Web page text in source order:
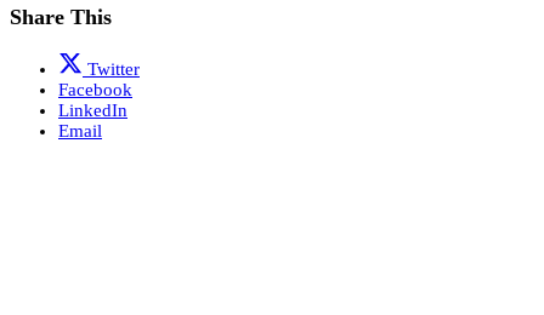
Share This
Twitter
Facebook
LinkedIn
Email